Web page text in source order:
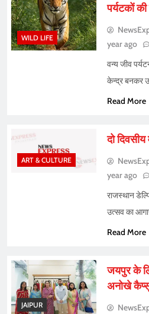
WILD LIFE
पर्यटकों
year ago
वन्य जीव
केन्द्र बनकर
Read More
ART & CULTURE
दो
year ago
राजस्थान
उत्सव का
Read More
JAIPUR
जयपुर के
अनोखे